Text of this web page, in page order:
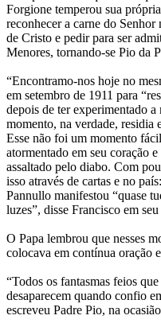
Forgione temperou sua
reconhecer a carne do Senhor
de Cristo e pedir para ser
Menores, tornando-se Pio da
“Encontramo-nos hoje no
em setembro de 1911 para
depois de ter experimentado
momento, na verdade, residia
Esse não foi um momento
atormentado em seu coração
assaltado pelo diabo. Com
isso através de cartas e no
Pannullo manifestou “quase
luzes”, disse Francisco em
O Papa lembrou que nesses
colocava em contínua oração
“Todos os fantasmas feios
desaparecem quando confio
escreveu Padre Pio, na